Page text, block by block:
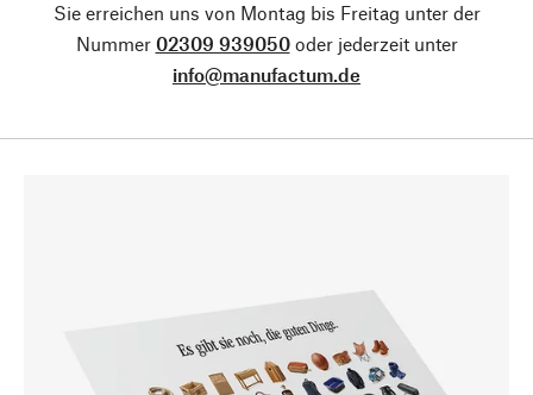
Sie erreichen uns von Montag bis Freitag unter der
Nummer 02309 939050oder jederzeit unter
info@manufactum.de